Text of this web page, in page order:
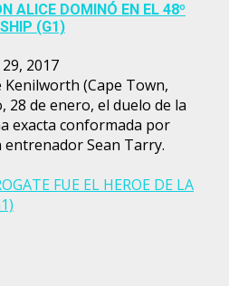
ALICE DOMINÓ EN EL 48º
(G1)
2017
(Cape Town,
28 de enero, el duelo de la
exacta conformada por
Sean Tarry.
FUE EL HEROE DE LA